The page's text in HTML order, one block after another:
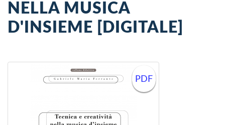
NELLA MUSICA
D'INSIEME [DIGITALE]
PDF